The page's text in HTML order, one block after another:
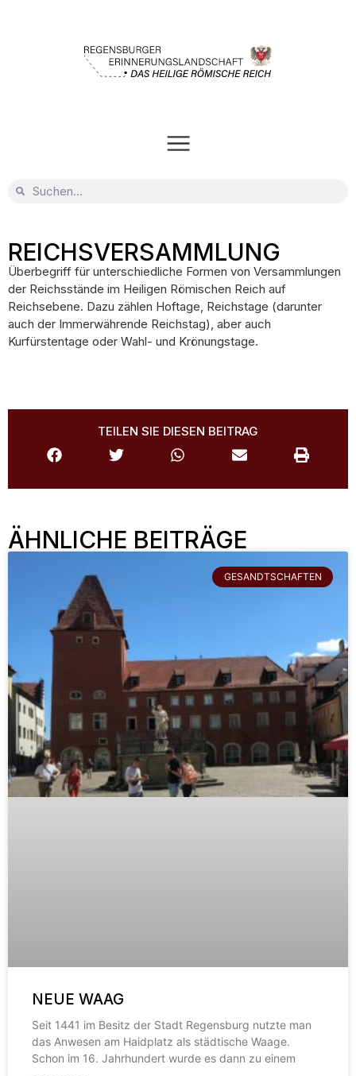
REICHSVERSAMMLUNG
Überbegriff für unterschiedliche Formen von Versammlungen
der Reichsstände im Heiligen Römischen Reich auf
Reichsebene. Dazu zählen Hoftage, Reichstage (darunter
auch der Immerwährende Reichstag), aber auch
Kurfürstentage oder Wahl- und Krönungstage.
TEILEN SIE DIESEN BEITRAG
ÄHNLICHE BEITRÄGE
GESANDTSCHAFTEN
NEUE WAAG
Seit 1441 im Besitz der Stadt Regensburg nutzte man
das Anwesen am Haidplatz als städtische Waage.
Schon im 16. Jahrhundert wurde es dann zu einem